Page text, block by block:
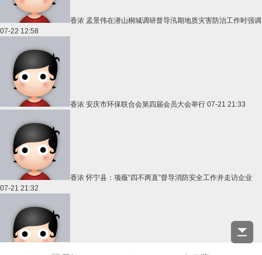
香浓 孟景伟在潜山桐城调研督导汛期地质灾害防治工作时强调
07-22 12:58
香浓 安庆市环保联合会第四届会员大会举行 07-21 21:33
香浓怀宁县：项薇“四不两直”督导消防安全工作并走访企业
07-21 21:32